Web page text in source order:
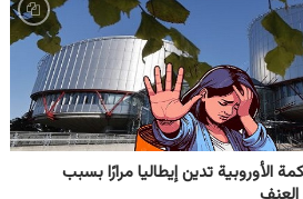
الأوروبية تدين إيطاليا مرارًا بسبب